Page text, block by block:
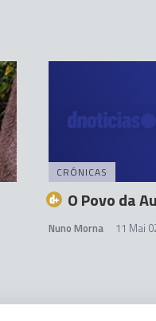
CRÓNICAS
O Povo da
Nuno Morna 11 Mai